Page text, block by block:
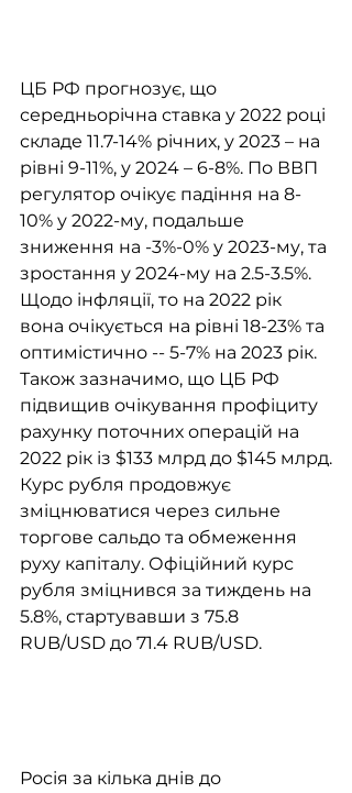
ЦБ РФ прогнозує, що
середньорічна ставка у 2022 році
складе 11.7-14% річних, у 2023 – на
рівні 9-11%, у 2024 – 6-8%. По ВВП
регулятор очікує падіння на 8-
10% у 2022-му, подальше
зниження на -3%-0% у 2023-му, та
зростання у 2024-му на 2.5-3.5%.
Щодо інфляції, то на 2022 рік
вона очікується на рівні 18-23% та
оптимістично -- 5-7% на 2023 рік.
Також зазначимо, що ЦБ РФ
підвищив очікування профіциту
рахунку поточних операцій на
2022 рік із $133 млрд до $145 млрд.
Курс рубля продовжує
зміцнюватися через сильне
торгове сальдо та обмеження
руху капіталу. Офіційний курс
рубля зміцнився за тиждень на
5.8%, стартувавши з 75.8
RUB/USD до 71.4 RUB/USD.
Росія за кілька днів до